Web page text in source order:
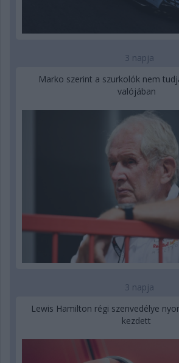
3 napja
Marko szerint a szurkolók nem
valójában
3 napja
Lewis Hamilton régi szenvedélye
kezdett